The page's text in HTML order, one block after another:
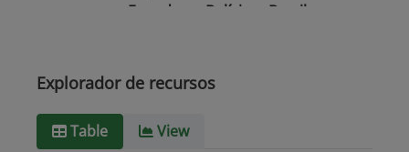
Equador
Bolívia
Brasil
Guatemala
Tipo de
text/csv
Explorador de recursos
Table View